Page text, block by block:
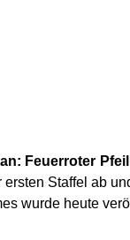
Feuerroter
ersten Staffel ab
wurde heute